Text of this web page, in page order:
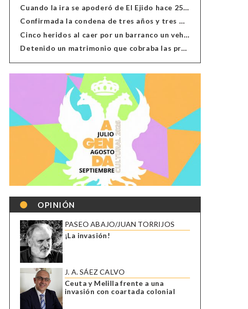
Cuando la ira se apoderó de El Ejido hace 25 años
Confirmada la condena de tres años y tres meses al hombre de Antas acusado de xenofobia
Cinco heridos al caer por un barranco un vehículo en Alcolea
Detenido un matrimonio que cobraba las prestaciones de ilegales en Almería, Granada, Málaga, Huelva y Murcia
OPINIÓN
PASEO ABAJO/JUAN TORRIJOS
¡La invasión!
J. A. SÁEZ CALVO
Ceuta y Melilla frente a una
invasión con coartada colonial